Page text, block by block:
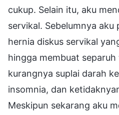
cukup. Selain itu, aku
servikal. Sebelumnya aku
hernia diskus servikal
hingga membuat
kurangnya suplai darah
insomnia, dan
Meskipun sekarang aku